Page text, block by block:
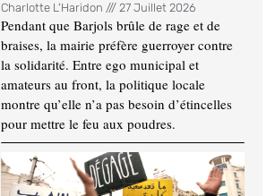
Charlotte L'Haridon 27 Juillet 2026
Pendant que Barjols brûle de rage et de
braises, la mairie préfère guerroyer contre
la solidarité. Entre ego municipal et
amateurs au front, la politique locale
montre qu’elle n’a pas besoin d’étincelles
pour mettre le feu aux poudres.